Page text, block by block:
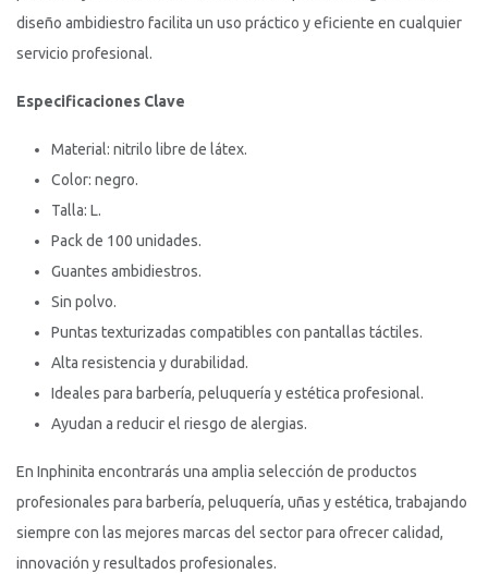
diseño ambidiestro facilita un uso práctico y eficiente en cualquier
servicio profesional.
Especificaciones Clave
Material: nitrilo libre de látex.
Color: negro.
Talla: L.
Pack de 100 unidades.
Guantes ambidiestros.
Sin polvo.
Puntas texturizadas compatibles con pantallas táctiles.
Alta resistencia y durabilidad.
Ideales para barbería, peluquería y estética profesional.
Ayudan a reducir el riesgo de alergias.
En Inphinita encontrarás una amplia selección de productos
profesionales para barbería, peluquería, uñas y estética, trabajando
siempre con las mejores marcas del sector para ofrecer calidad,
innovación y resultados profesionales.